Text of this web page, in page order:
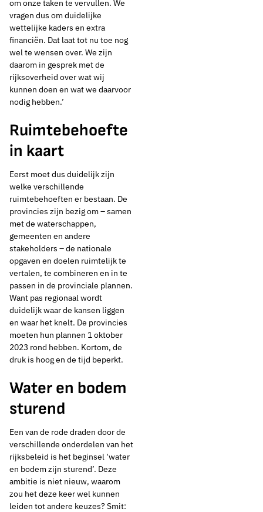
om onze taken te vervullen. We
vragen dus om duidelijke
wettelijke kaders en extra
financiën. Dat laat tot nu toe nog
wel te wensen over. We zijn
daarom in gesprek met de
rijksoverheid over wat wij
kunnen doen en wat we daarvoor
nodig hebben.’
Ruimtebehoefte
in kaart
Eerst moet dus duidelijk zijn
welke verschillende
ruimtebehoeften er bestaan. De
provincies zijn bezig om – samen
met de waterschappen,
gemeenten en andere
stakeholders – de nationale
opgaven en doelen ruimtelijk te
vertalen, te combineren en in te
passen in de provinciale plannen.
Want pas regionaal wordt
duidelijk waar de kansen liggen
en waar het knelt. De provincies
moeten hun plannen 1 oktober
2023 rond hebben. Kortom, de
druk is hoog en de tijd beperkt.
Water en bodem
sturend
Een van de rode draden door de
verschillende onderdelen van het
rijksbeleid is het beginsel ‘water
en bodem zijn sturend’. Deze
ambitie is niet nieuw, waarom
zou het deze keer wel kunnen
leiden tot andere keuzes? Smit: